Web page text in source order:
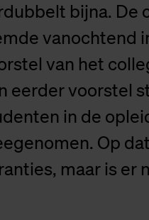
bijna. De
vanochtend
van het
eerder voorstel
in de
Op
maar is er